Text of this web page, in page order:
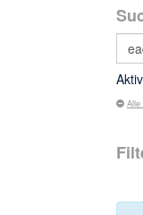
Alle